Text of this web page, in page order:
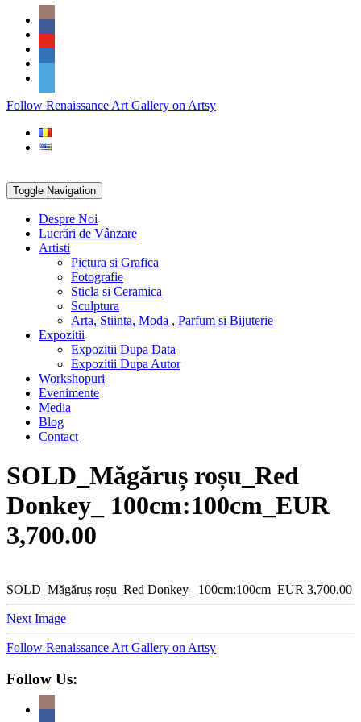
Skip
content
Social
Icons
PARTENER
Follow Renaissance Art Gallery on Artsy
Toggle Navigation
Despre Noi
Lucrări de Vânzare
Artisti
Pictura si Grafica
Fotografie
Sticla si Ceramica
Sculptura
Arta, Stiinta, Moda , Parfum si Bijuterie
Expozitii
Expozitii Dupa Data
Expozitii Dupa Autor
Workshopuri
Evenimente
Media
Blog
Contact
SOLD_Măgăruș roșu_Red
Donkey_ 100cm:100cm_EUR
3,700.00
SOLD_Măgăruș roșu_Red Donkey_ 100cm:100cm_EUR 3,700.00
Next Image
Follow Renaissance Art Gallery on Artsy
Follow Us: